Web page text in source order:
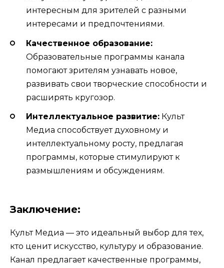
интересным для зрителей с разными
интересами и предпочтениями.
Качественное образование:
Образовательные программы канала
помогают зрителям узнавать новое,
развивать свои творческие способности и
расширять кругозор.
Интеллектуальное развитие: Культ
Медиа способствует духовному и
интеллектуальному росту, предлагая
программы, которые стимулируют к
размышлениям и обсуждениям.
Заключение:
Культ Медиа — это идеальный выбор для тех,
кто ценит искусство, культуру и образование.
Канал предлагает качественные программы,